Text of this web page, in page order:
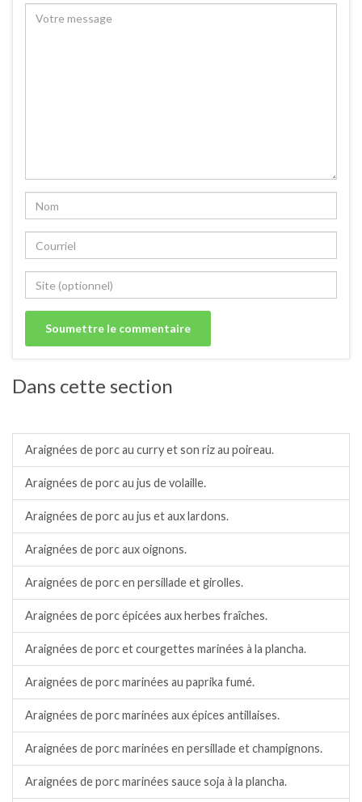
Dans cette section
Araignées de porc au curry et son riz au poireau.
Araignées de porc au jus de volaille.
Araignées de porc au jus et aux lardons.
Araignées de porc aux oignons.
Araignées de porc en persillade et girolles.
Araignées de porc épicées aux herbes fraîches.
Araignées de porc et courgettes marinées à la plancha.
Araignées de porc marinées au paprika fumé.
Araignées de porc marinées aux épices antillaises.
Araignées de porc marinées en persillade et champignons.
Araignées de porc marinées sauce soja à la plancha.